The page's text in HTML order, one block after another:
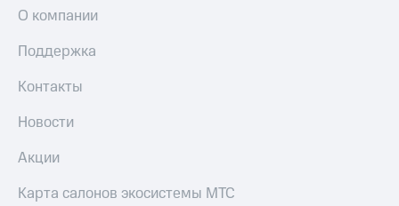
О компании
Поддержка
Контакты
Новости
Акции
Карта салонов экосистемы МТС